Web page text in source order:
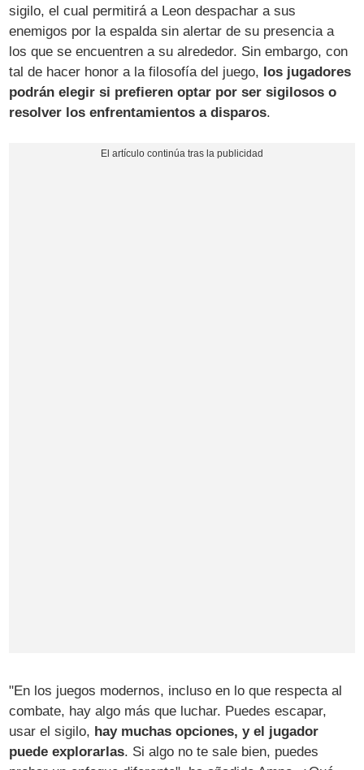
sigilo, el cual permitirá a Leon despachar a sus
enemigos por la espalda sin alertar de su presencia a
los que se encuentren a su alrededor. Sin embargo, con
tal de hacer honor a la filosofía del juego, los jugadores
podrán elegir si prefieren optar por ser sigilosos o
resolver los enfrentamientos a disparos.
"En los juegos modernos, incluso en lo que respecta al
combate, hay algo más que luchar. Puedes escapar,
usar el sigilo, hay muchas opciones, y el jugador
puede explorarlas. Si algo no te sale bien, puedes